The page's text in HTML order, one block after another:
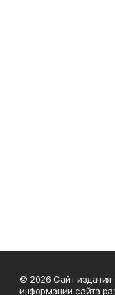
© 2026 Сайт издания
информации сайта